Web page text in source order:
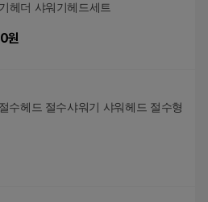
헤더 샤워기헤드세트
원
수헤드 절수샤워기 샤워헤드 절수형